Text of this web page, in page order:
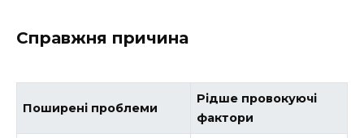
Справжня причина
Поширені проблеми
Рідше провокуючі
фактори